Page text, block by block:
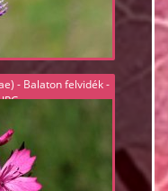
- Balaton felvidék -